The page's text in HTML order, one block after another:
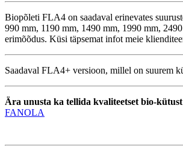
Biopõleti FLA4 on saadaval erinevates
990 mm, 1190 mm, 1490 mm, 1990 mm,
erimõõdus. Küsi täpsemat infot meie
Saadaval FLA4+ versioon, millel on suurem
Ära unusta ka tellida kvaliteetset bio-kütust
FANOLA